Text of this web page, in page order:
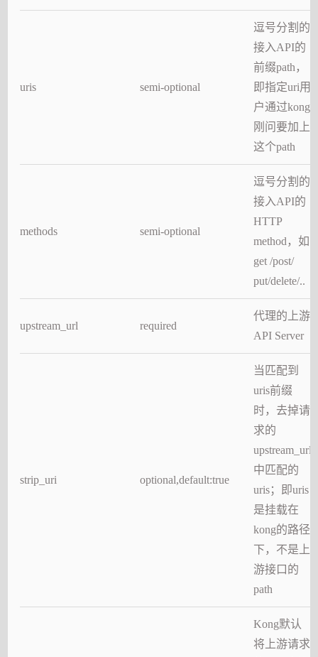
uris semi-optional
逗号分割的
接入API的
前缀path，
即指定uri用
户通过kong
刚问要加上
这个path
methods semi-optional
逗号分割的
接入API的
HTTP
method，如
get /post/
put/delete/..
upstream_url required
代理的上游
API Server
strip_uri optional,default:true
当匹配到
uris前缀
时，去掉请
求的
upstream_url
中匹配的
uris；即uris
是挂载在
kong的路径
下，不是上
游接口的
path
Kong默认
将上游请求